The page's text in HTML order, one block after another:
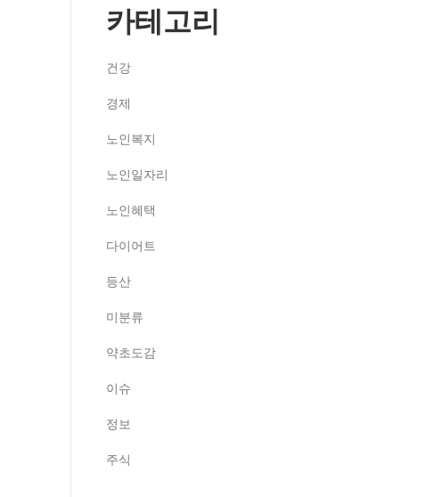
카테고리
건강
경제
노인복지
노인일자리
노인혜택
다이어트
등산
미분류
약초도감
이슈
정보
주식